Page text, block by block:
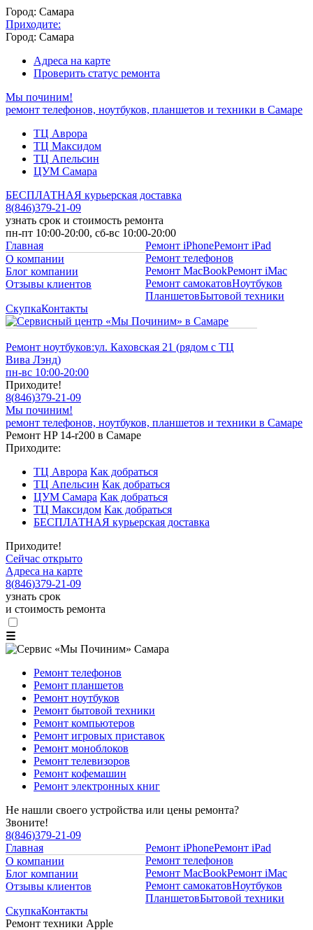
Город: Самара
Приходите:
Город: Самара
Адреса на карте
Проверить статус ремонта
Мы починим!
ремонт телефонов, ноутбуков, планшетов и техники в Самаре
ТЦ Аврора
ТЦ Максидом
ТЦ Апельсин
ЦУМ Самара
БЕСПЛАТНАЯ курьерская доставка
8(846)379-21-09
узнать срок и стоимость ремонта
пн-пт 10:00-20:00, сб-вс 10:00-20:00
Главная
О компании
Блог компании
Отзывы клиентов
Ремонт iPhoneРемонт iPad
Ремонт телефонов
Ремонт MacBookРемонт iMac
Ремонт самокатовНоутбуков
ПланшетовБытовой техники
СкупкаКонтакты
Ремонт ноутбуков:ул. Каховская 21 (рядом с ТЦ
Вива Лэнд)
пн-вс 10:00-20:00
Приходите!
8(846)379-21-09
Мы починим!
ремонт телефонов, ноутбуков, планшетов и техники в Самаре
Ремонт HP 14-r200 в Самаре
Приходите:
ТЦ Аврора Как добраться
ТЦ Апельсин Как добраться
ЦУМ Самара Как добраться
ТЦ Максидом Как добраться
БЕСПЛАТНАЯ курьерская доставка
Приходите!
Сейчас открыто
Адреса на карте
8(846)379-21-09
узнать срок
и стоимость ремонта
☰
Ремонт телефонов
Ремонт планшетов
Ремонт ноутбуков
Ремонт бытовой техники
Ремонт компьютеров
Ремонт игровых приставок
Ремонт моноблоков
Ремонт телевизоров
Ремонт кофемашин
Ремонт электронных книг
Не нашли своего устройства или цены ремонта?
Звоните!
8(846)379-21-09
Главная
О компании
Блог компании
Отзывы клиентов
Ремонт iPhoneРемонт iPad
Ремонт телефонов
Ремонт MacBookРемонт iMac
Ремонт самокатовНоутбуков
ПланшетовБытовой техники
СкупкаКонтакты
Ремонт техники Apple